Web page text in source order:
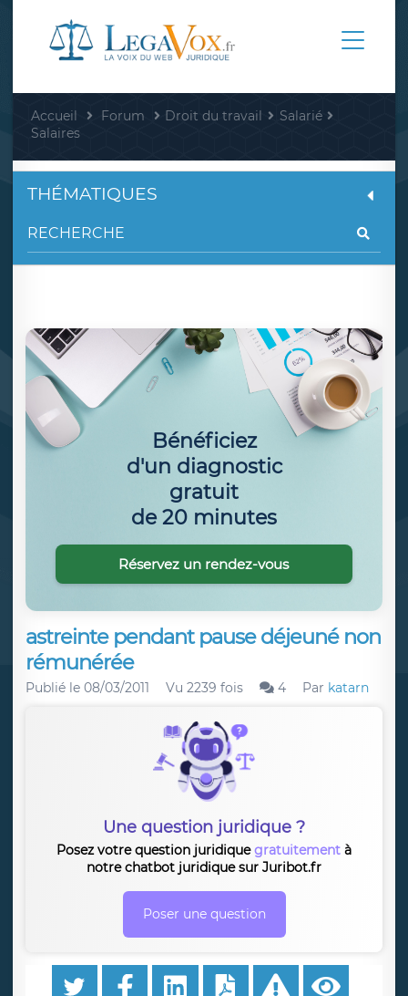
Accueil Forum Droit du travail
Salarié
Salaires
astreinte pendant pause déjeuné non
rémunérée
Publié le 08/03/2011 Vu 2239 fois 4 Par katarn
Une question juridique ?
Posez votre question juridiquegratuitement à
notre chatbot juridique sur Juribot.fr
Poser une question
THÉMATIQUES
Bénéficiez
d'un diagnostic
gratuit
de 20 minutes
Réservez un rendez-vous